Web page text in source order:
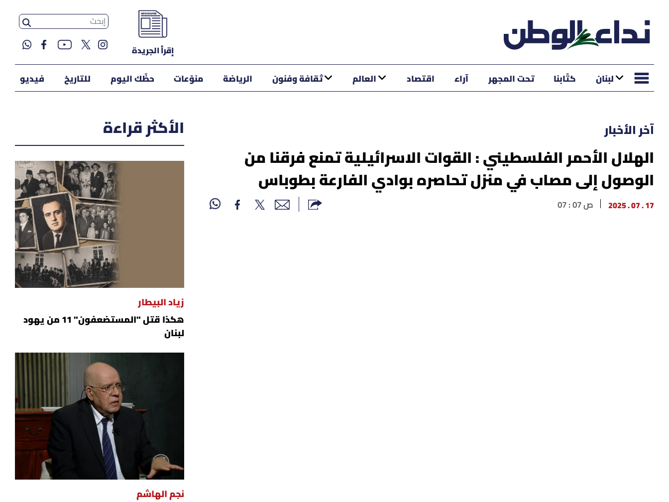
إقرأ الجريدة
لبنان كتّابنا تحت المجهر آراء اقتصاد العالم ثقافة وفنون الرياضة منوّعات حظّك اليوم للتاريخ فيديو
آخر الأخبار
الهلال الأحمر الفلسطيني : القوات الاسرائيلية تمنع فرقنا من
الوصول إلى مصاب في منزل تحاصره بوادي الفارعة بطوباس
17 . 07 . 2025 07 : 07 ص
الأكثر قراءة
زياد البيطار
هكذا قتل "المستضعفون" 11 من يهود
لبنان
نجم الهاشم